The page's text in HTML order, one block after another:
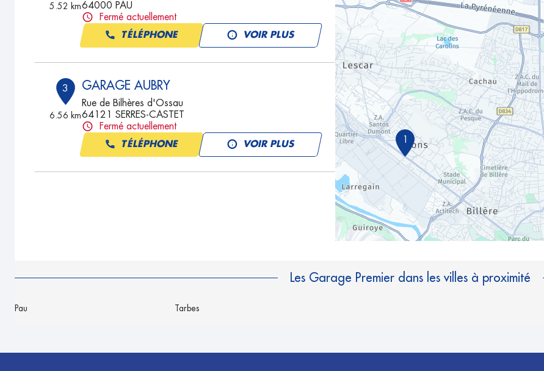
5.52 km64000 PAU
Fermé actuellement
TÉLÉPHONE VOIR PLUS
3
6.56 km
GARAGE AUBRY
Rue de Bilhères d'Ossau
64121 SERRES-CASTET
Fermé actuellement
TÉLÉPHONE VOIR PLUS
1
Les Garage Premier dans les villes à proximité
Pau Tarbes